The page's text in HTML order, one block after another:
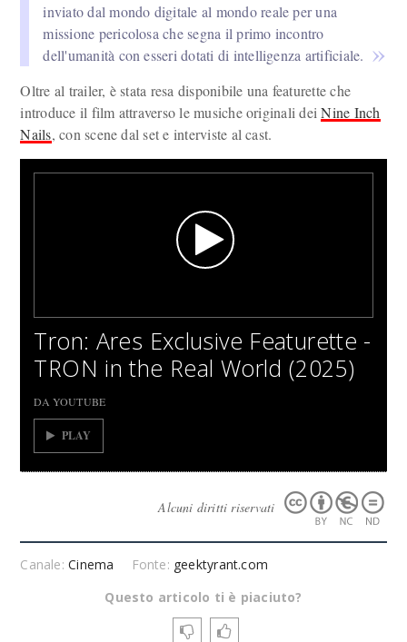
inviato dal mondo digitale al mondo reale per una
missione pericolosa che segna il primo incontro
dell'umanità con esseri dotati di intelligenza artificiale.
Oltre al trailer, è stata resa disponibile una featurette che
introduce il film attraverso le musiche originali deiNine Inch
Nails, con scene dal set e interviste al cast.
Tron: Ares Exclusive Featurette -
TRON in the Real World (2025)
DA YOUTUBE
PLAY
Alcuni diritti riservati
Canale:Cinema Fonte: geektyrant.com
Questo articolo ti è piaciuto?